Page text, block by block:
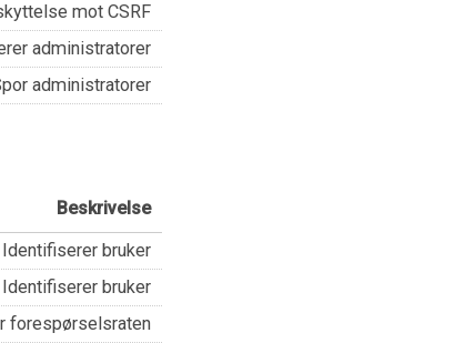
mot CSRF
administratorer
administratorer
Beskrivelse
Identifiserer bruker
Identifiserer bruker
forespørselsraten